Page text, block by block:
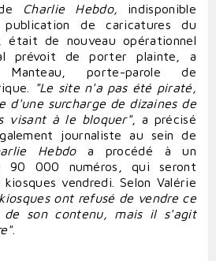
Charlie Hebdo, indisponible
de caricatures du
était de nouveau opérationnel
prévoit de porter plainte, a
Manteau, porte-parole de
"Le site n'a pas été piraté,
d'une surcharge de dizaines de
visant à le bloquer", a précisé
journaliste au sein de
Hebdoa procédé à un
90 000 numéros, qui seront
vendredi. Selon Valérie
ont refusé de vendre ce
de son contenu, mais il s'agit
.